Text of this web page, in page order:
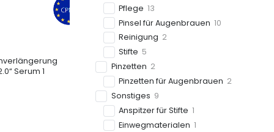
Serum 1
Pflege 13
Pinsel für Augenbrauen 10
Reinigung 2
Stifte 5
Pinzetten 2
Pinzetten für Augenbrauen 2
Sonstiges 9
Anspitzer für Stifte 1
Einwegmaterialen 1